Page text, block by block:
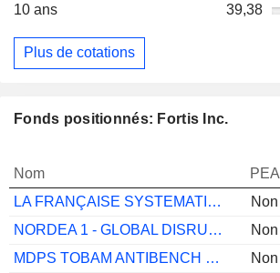
10 ans
39,38
Plus de cotations
Fonds positionnés: Fortis Inc.
Nom PEA
LA FRANÇAISE SYSTEMATIC GLB LIST INFR R
Non
NORDEA 1 - GLOBAL DISRUPTION BP EUR
Non
MDPS TOBAM ANTIBENCH CANADA EQUITY A
Non